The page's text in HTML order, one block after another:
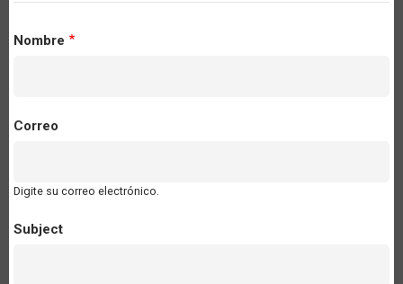
Nombre
Correo
Digite su correo electrónico.
Subject